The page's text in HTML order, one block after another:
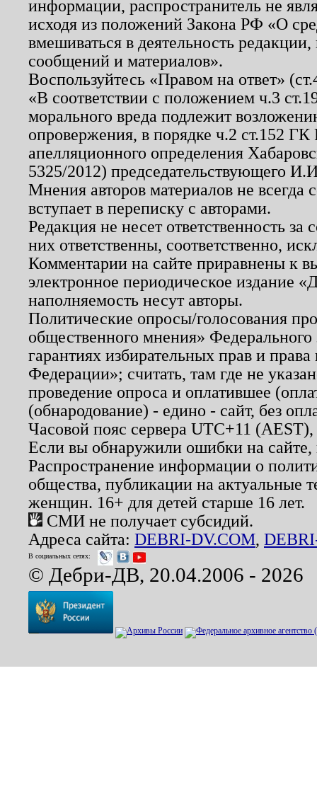
информации, распространитель не
исходя из положений Закона РФ «О
вмешиваться в деятельность
сообщений и материалов».
Воспользуйтесь «Правом на ответ»
«В соответствии с положением ч.3
морального вреда подлежит
опровержения, в порядке ч.2 ст.152
апелляционного определения
5325/2012) председательствующего
Мнения авторов материалов не
вступает в переписку с авторами.
Редакция не несет ответственность
них ответственны, соответственно,
Комментарии на сайте приравнены к
электронное периодическое издание
наполняемость несут авторы.
Политические опросы/голосования
общественного мнения»
гарантиях избирательных прав и
Федерации»; считать, там где не
проведение опроса и оплатившее
(обнародование) - едино - сайт, без
Часовой пояс сервера UTC+11
Если вы обнаружили ошибки на
Распространение информации о
общества, публикации на актуальные
женщин. 16+ для детей старше 16 лет.
СМИ не получает субсидий.
Адреса сайта: DEBRI-DV.COM,
В социальных сетях:
© Дебри-ДВ, 20.04.2006 - 2026